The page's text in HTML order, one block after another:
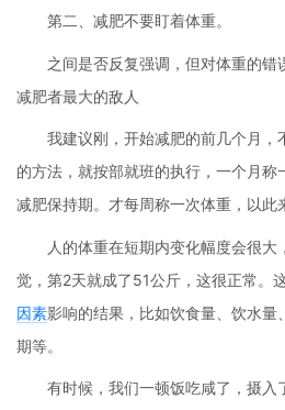
第二、减肥不要盯着体重。
之间是否反复强调，但对体重的错
减肥者最大的敌人
我建议刚，开始减肥的前几个月，
的方法，就按部就班的执行，一个月称
减肥保持期。才每周称一次体重，以此
人的体重在短期内变化幅度会很
觉，第2天就成了51公斤，这很正常。
因素影响的结果，比如饮食量、饮水量
期等。
有时候，我们一顿饭吃咸了，摄入